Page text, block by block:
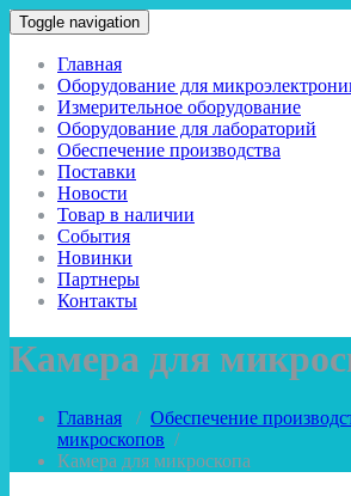
Toggle navigation
Главная
Оборудование для
Измерительное оборудование
Оборудование для лабораторий
Обеспечение производства
Поставки
Новости
Товар в наличии
События
Новинки
Партнеры
Контакты
Камера для
Главная / Обеспечение
микроскопов /
Камера для микроскопа